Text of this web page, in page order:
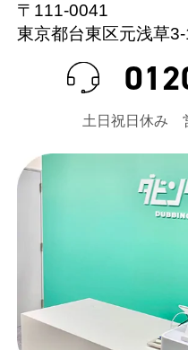
〒111-0041
東京都台東区元浅草
⼟⽇祝⽇休み